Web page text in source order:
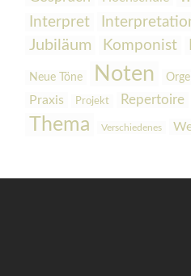
Interpret
Jubiläum
Komponist
Neue Töne Noten
Praxis Projekt Repertoire
Thema Verschiedenes